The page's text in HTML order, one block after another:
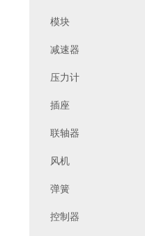
模块
减速器
压力计
插座
联轴器
风机
弹簧
控制器